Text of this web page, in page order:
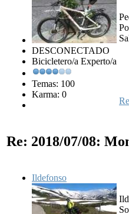
DESCONECTADO
Bicicletero/a Experto/a
Temas: 100
Karma: 0
Re: 2018/07/08:
Ildefonso